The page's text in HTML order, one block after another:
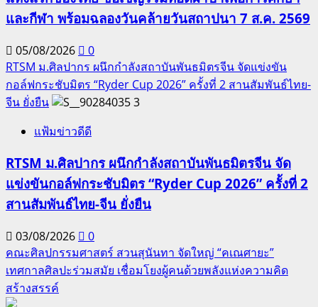
และกีฬา พร้อมฉลองวันคล้ายวันสถาปนา 7 ส.ค. 2569
05/08/2026
0
RTSM ม.ศิลปากร ผนึกกำลังสถาบันพันธมิตรจีน จัดแข่งขัน
กอล์ฟกระชับมิตร “Ryder Cup 2026” ครั้งที่ 2 สานสัมพันธ์ไทย-
จีน ยั่งยืน
3
แฟ้มข่าวดีดี
RTSM ม.ศิลปากร ผนึกกำลังสถาบันพันธมิตรจีน จัด
แข่งขันกอล์ฟกระชับมิตร “Ryder Cup 2026” ครั้งที่ 2
สานสัมพันธ์ไทย-จีน ยั่งยืน
03/08/2026
0
คณะศิลปกรรมศาสตร์ สวนสุนันทา จัดใหญ่ “คเณศายะ”
เทศกาลศิลปะร่วมสมัย เชื่อมโยงผู้คนด้วยพลังแห่งความคิด
สร้างสรรค์